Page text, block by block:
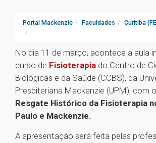
Portal Mackenzie Faculdades Curitiba
No dia 11 de março, acontece a aula
curso de Fisioterapia do Centro de
Biológicas e da Saúde (CCBS), da
Presbiteriana Mackenzie (UPM), com
Resgate Histórico da Fisioterapia
Paulo e Mackenzie.
A apresentação será feita pelas